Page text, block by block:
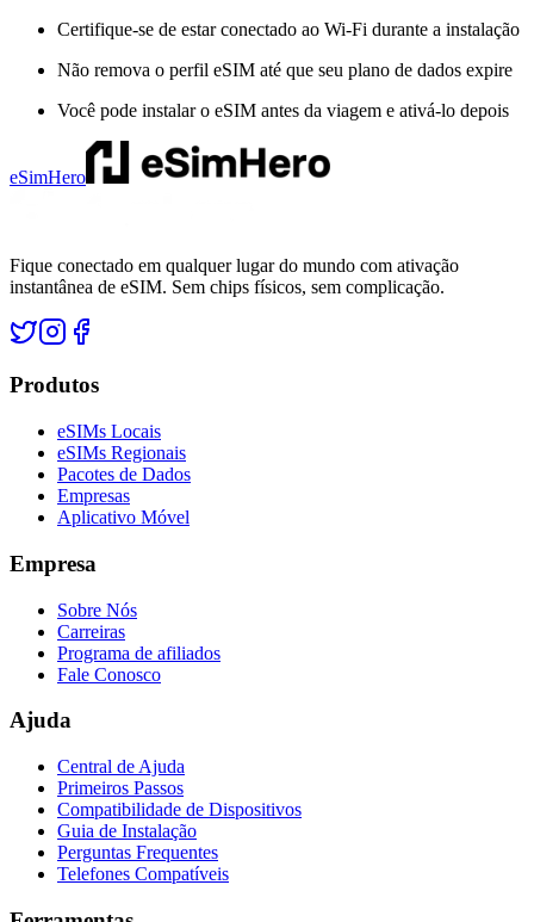
Certifique-se de estar conectado ao Wi-Fi durante a instalação
Não remova o perfil eSIM até que seu plano de dados expire
Você pode instalar o eSIM antes da viagem e ativá-lo depois
eSimHero
Fique conectado em qualquer lugar do mundo com ativação
instantânea de eSIM. Sem chips físicos, sem complicação.
Produtos
eSIMs Locais
eSIMs Regionais
Pacotes de Dados
Empresas
Aplicativo Móvel
Empresa
Sobre Nós
Carreiras
Programa de afiliados
Fale Conosco
Ajuda
Central de Ajuda
Primeiros Passos
Compatibilidade de Dispositivos
Guia de Instalação
Perguntas Frequentes
Telefones Compatíveis